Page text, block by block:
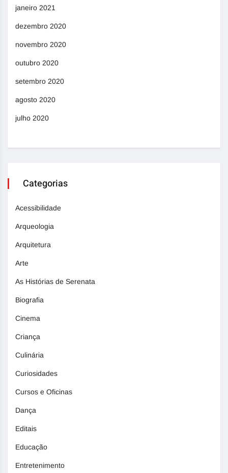
janeiro 2021
dezembro 2020
novembro 2020
outubro 2020
setembro 2020
agosto 2020
julho 2020
Categorias
Acessibilidade
Arqueologia
Arquitetura
Arte
As Histórias de Serenata
Biografia
Cinema
Criança
Culinária
Curiosidades
Cursos e Oficinas
Dança
Editais
Educação
Entretenimento